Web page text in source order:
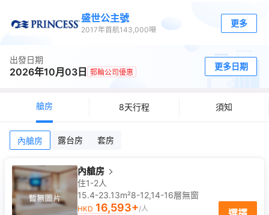
盛世公主號
2017年首航143,000噸
更多
出發日期
2026年10月03日 郵輪公司優惠
更多日期
艙房 8天行程 須知
內艙房 露台房 套房
內艙房
住1-2人
15.4-23.13m²8-12,14-16層無窗
HKD 16,593+/人